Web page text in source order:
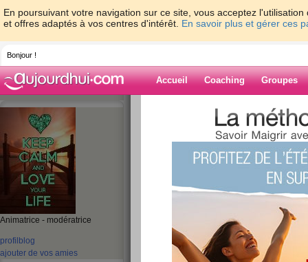
En poursuivant votre navigation sur ce site, vous acceptez
et offres adaptés à vos centres d'intérêt. En savoir plus et gérer ces
Bonjour !
Accueil Coaching Groupes
Animatrice - modératrice
profil blog
ajouter de vos amies
> micheleflochic >
Blog de
Test: Êtes vous
pour séduire ?
publié le 01/02/2010 à 18:34